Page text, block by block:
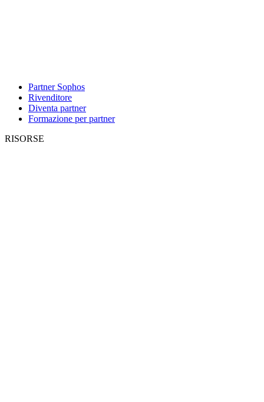
Partner Sophos
Rivenditore
Diventa partner
Formazione per partner
RISORSE